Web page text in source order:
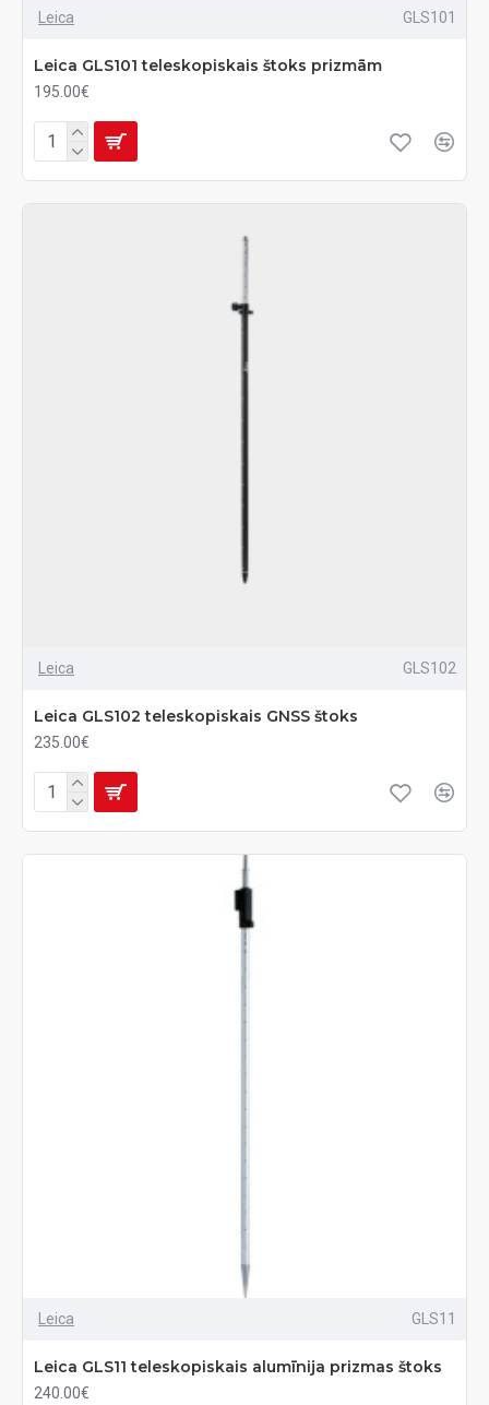
Leica GLS101
Leica GLS101 teleskopiskais štoks prizmām
195.00€
Leica GLS102
Leica GLS102 teleskopiskais GNSS štoks
235.00€
Leica GLS11
Leica GLS11 teleskopiskais alumīnija prizmas štoks
240.00€